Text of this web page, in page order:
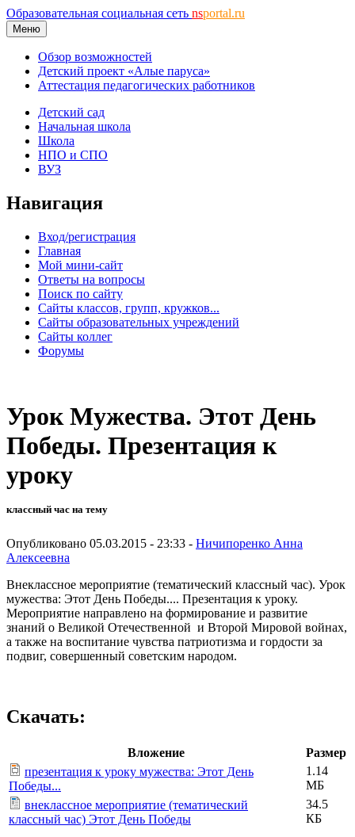
Образовательная социальная сеть nsportal.ru
Меню
Обзор возможностей
Детский проект «Алые паруса»
Аттестация педагогических работников
Детский сад
Начальная школа
Школа
НПО и СПО
ВУЗ
Навигация
Вход/регистрация
Главная
Мой мини-сайт
Ответы на вопросы
Поиск по сайту
Сайты классов, групп, кружков...
Сайты образовательных учреждений
Сайты коллег
Форумы
Урок Мужества. Этот День
Победы. Презентация к
уроку
классный час на тему
Опубликовано 05.03.2015 - 23:33 - Ничипоренко Анна
Алексеевна
Внеклассное мероприятие (тематический классный час). Урок
мужества: Этот День Победы.... Презентация к уроку.
Мероприятие направлено на формирование и развитие
знаний о Великой Отечественной и Второй Мировой войнах,
а также на воспитание чувства патриотизма и гордости за
подвиг, совершенный советским народом.
Скачать:
Вложение
Размер
презентация к уроку мужества: Этот День
Победы...
1.14
МБ
внеклассное мероприятие (тематический
классный час) Этот День Победы
34.5
КБ